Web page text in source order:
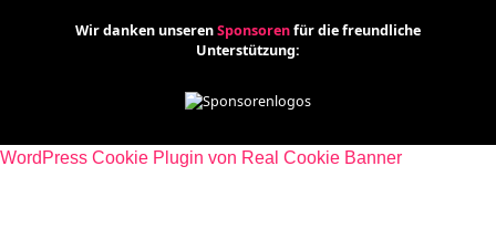
Wir danken unserenSponsorenfür die freundliche
Unterstützung:
WordPress Cookie Plugin von Real Cookie Banner